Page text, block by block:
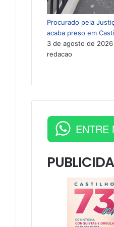
Procurado pela
acaba preso em
3 de agosto de 2026
redacao
ENTRE